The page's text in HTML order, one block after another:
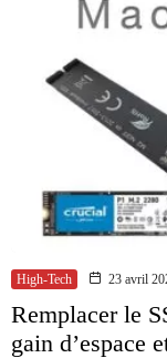
High-Tech 23 avril
Remplacer le
gain d’espace